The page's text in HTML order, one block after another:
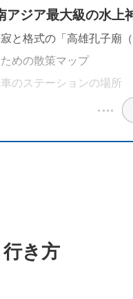
アジア最大級の水上
と格式の「高雄孔子廟
めの散策マップ
のステーションの場所
き方